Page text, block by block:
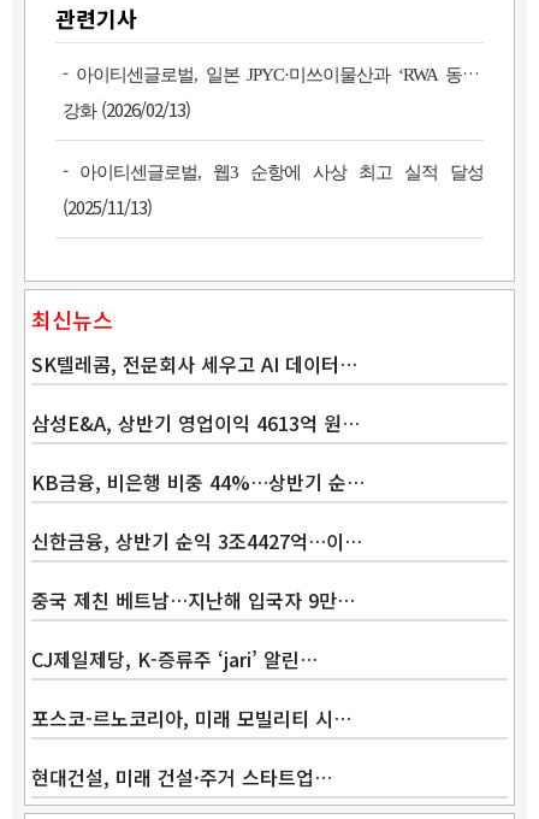
관련기사
- 아이티센글로벌, 일본 JPYC·미쓰이물산과 ‘RWA 동맹’
강화(2026/02/13)
- 아이티센글로벌, 웹3 순항에 사상 최고 실적 달성
(2025/11/13)
최신뉴스
SK텔레콤, 전문회사 세우고 AI 데이터…
삼성E&A, 상반기 영업이익 4613억 원…
KB금융, 비은행 비중 44%…상반기 순…
신한금융, 상반기 순익 3조4427억…이…
중국 제친 베트남…지난해 입국자 9만…
CJ제일제당, K-증류주 ‘jari’ 알린…
포스코-르노코리아, 미래 모빌리티 시…
현대건설, 미래 건설·주거 스타트업…